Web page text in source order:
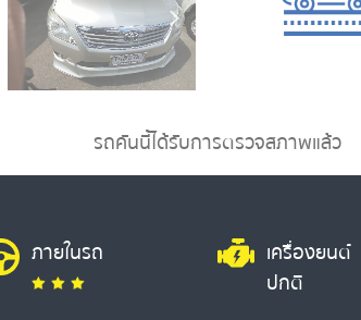
รถคันนี้ได้รับการตรวจสภาพแล้ว
ภายในรถ
เครื่องยนต์
ปกติ